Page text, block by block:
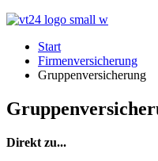
Start
Firmenversicherung
Gruppenversicherung
Direkt zu...